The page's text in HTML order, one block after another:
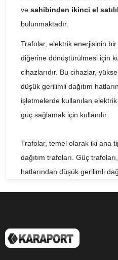
ve sahibinden ikinci el
bulunmaktadır.
Trafolar, elektrik enerjisinin
diğerine dönüştürülmesi için
cihazlarıdır. Bu cihazlar,
düşük gerilimli dağıtım
işletmelerde kullanılan
güç sağlamak için kullanılır.
Trafolar, temel olarak iki ana
dağıtım trafoları. Güç
hatlarından düşük gerilimli
Trafolar, farklı kapasitelerde